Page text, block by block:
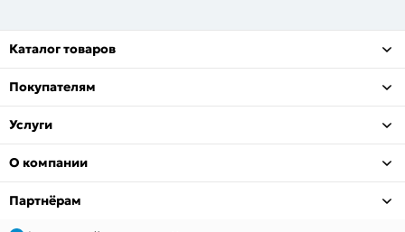
Каталог товаров
Покупателям
Услуги
О компании
Партнёрам